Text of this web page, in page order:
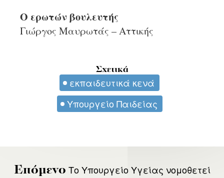
Ο ερωτών βουλευτής
Γιώργος Μαυρωτάς – Αττικής
Σχετικά
εκπαιδευτικά κενά
Υπουργείο Παιδείας
Επόμενο Το Υπουργείο Υγείας νομοθετεί